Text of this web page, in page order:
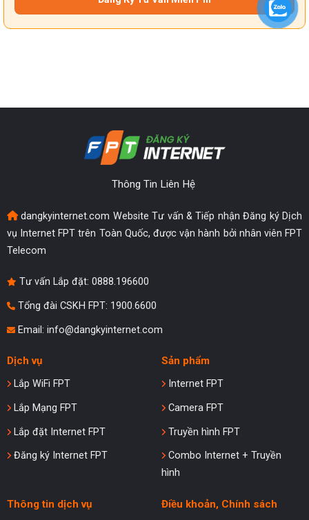
Thông Tin Liên Hệ
dangkyinternet.com Website Tư vấn & Tiếp nhận Đăng ký Dịch
vụ Internet FPT trên Toàn Quốc, được vận hành bởi nhân viên FPT
Telecom
Tư vấn Lắp đặt: 0888.196600
Tổng đài CSKH FPT: 1900.6600
Email: info@dangkyinternet.com
Dịch vụ
Lắp WiFi FPT
Lắp Mạng FPT
Lắp đặt Internet FPT
Đăng ký Internet FPT
Sản phẩm
Internet FPT
Camera FPT
Truyền hình FPT
Combo Internet + Truyền
hình
Thông tin dịch vụ Điều khoản, Chính sách